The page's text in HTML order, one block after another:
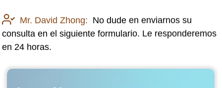
Mr. David Zhong: No dude en enviarnos su
consulta en el siguiente formulario. Le responderemos
en 24 horas.